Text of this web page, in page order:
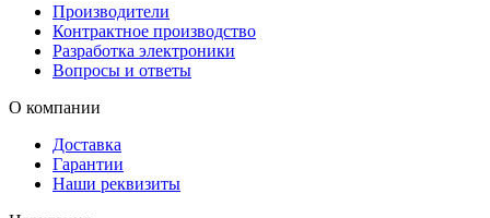
Производители
Контрактное производство
Разработка электроники
Вопросы и ответы
О компании
Доставка
Гарантии
Наши реквизиты